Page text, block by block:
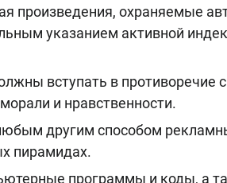
произведения, охраняемые
указанием активной
вступать в противоречие
и нравственности.
другим способом
пирамидах.
программы и коды, а